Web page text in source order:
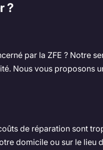
?
par la ZFE ? Notre
Nous vous proposons
de réparation sont
domicile ou sur le